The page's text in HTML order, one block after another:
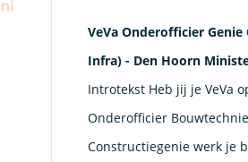
VeVa Onderofficier
Infra) - Den Hoorn
Introtekst Heb jij je VeVa
Onderofficier
Constructiegenie werk je